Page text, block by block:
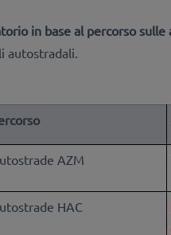
in base al percorso
autostradali.
AZM
HAC